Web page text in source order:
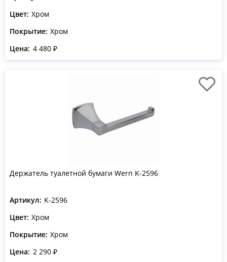
Цвет: Хром
Покрытие: Хром
Цена: 4 480 ₽
Держатель туалетной бумаги Wern K-2596
Артикул: K-2596
Цвет: Хром
Покрытие: Хром
Цена: 2 290 ₽